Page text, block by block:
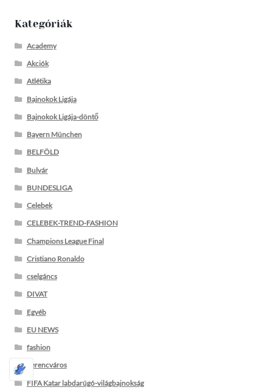
Kategóriák
Academy
Akciók
Atlétika
Bajnokok Ligája
Bajnokok Ligája-döntő
Bayern München
BELFÖLD
Bulvár
BUNDESLIGA
Celebek
CELEBEK-TREND-FASHION
Champions League Final
Cristiano Ronaldo
cselgáncs
DIVAT
Egyéb
EU NEWS
fashion
Ferencváros
FIFA Katar labdarúgó-világbajnokság